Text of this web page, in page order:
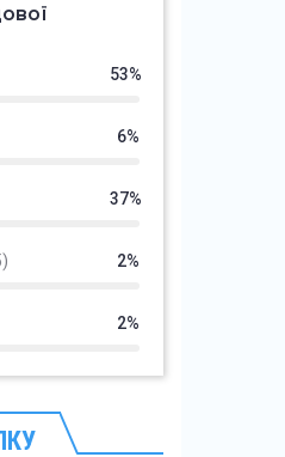
53%
6%
37%
2%
2%